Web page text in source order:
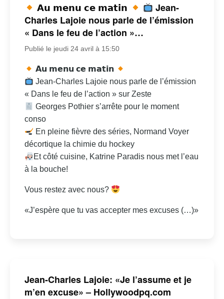
𝗔𝘂 𝗺𝗲𝗻𝘂 𝗰𝗲 𝗺𝗮𝘁𝗶𝗻
Jean-
Charles Lajoie nous parle de l’émission
« Dans le feu de l’action »…
Publié le jeudi 24 avril à 15:50
𝗔𝘂 𝗺𝗲𝗻𝘂 𝗰𝗲 𝗺𝗮𝘁𝗶𝗻
Jean-Charles Lajoie nous parle de l’émission
« Dans le feu de l’action » sur Zeste
Georges Pothier s’arrête pour le moment
conso
En pleine fièvre des séries, Normand Voyer
décortique la chimie du hockey
Et côté cuisine, Katrine Paradis nous met l’eau
à la bouche!
Vous restez avec nous?
«J’espère que tu vas accepter mes excuses (…)»
Jean-Charles Lajoie: «Je l’assume et je
m’en excuse» – Hollywoodpq.com